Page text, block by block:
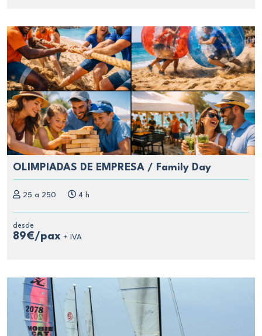
OLIMPIADAS DE EMPRESA / Family Day
25 a 250 4 h
desde
89€/pax + IVA